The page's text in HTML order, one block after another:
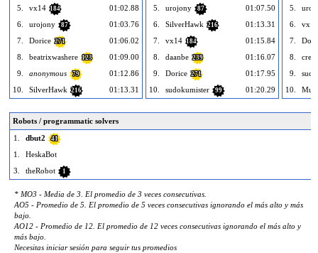
5.
vx14 184
01:02.88
6.
urojony 87
01:03.76
7.
Dorice 271
01:06.02
8.
beatrixwashere 123
01:09.00
9.
anonymous 79
01:12.86
10.
SilverHawk 216 01:13.31
5.
urojony 87
01:07.50
6.
SilverHawk 216
01:13.31
7.
vx14 184
01:15.84
8.
daanbe 239
01:16.07
9.
Dorice 271
01:17.95
10.
sudokumister 99 01:20.29
5.
6.
vx14
7.
8.
9.
10.
Robots / programmatic solvers
1.
dbut2 41
1.
HeskaBot
3.
theRobot 1
* MO3 - Media de 3. El promedio de 3 veces consecutivas.
AO5 - Promedio de 5. El promedio de 5 veces consecutivas ignorando el más alto y más
bajo.
AO12 - Promedio de 12. El promedio de 12 veces consecutivas ignorando el más alto y
más bajo.
Necesitas iniciar sesión para seguir tus promedios